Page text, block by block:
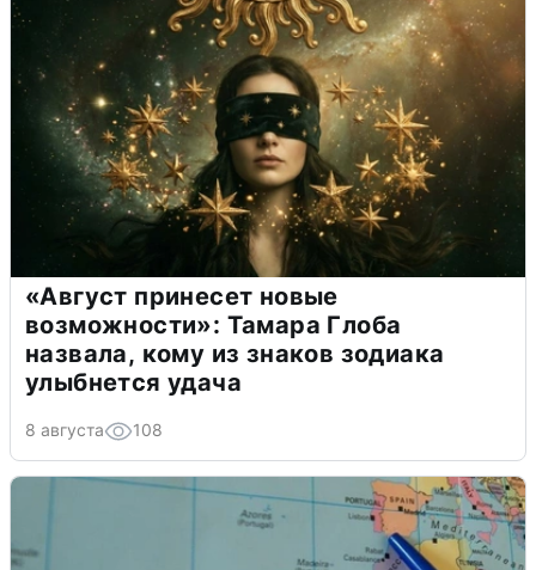
«Август принесет новые
возможности»: Тамара Глоба
назвала, кому из знаков зодиака
улыбнется удача
8 августа 108